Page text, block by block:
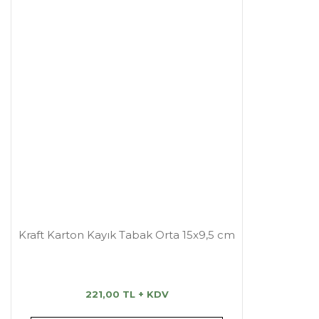
Kraft Karton Kayık Tabak Orta 15x9,5 cm
221,00 TL + KDV